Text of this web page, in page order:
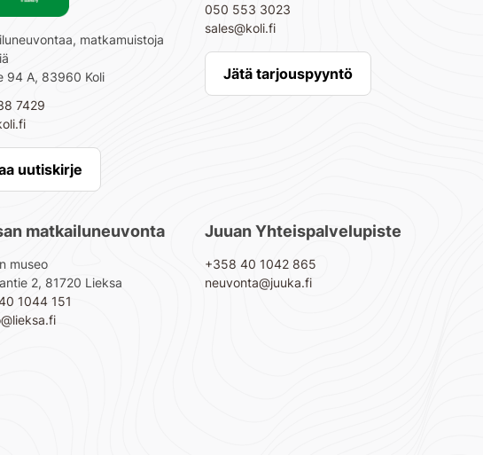
matkamuistoja
94 A, 83960 Koli
7429
uutiskirje
050 553 3023
sales@koli.fi
Jätä tarjouspyyntö
matkailuneuvonta
museo
2, 81720 Lieksa
1044 151
Juuan Yhteispalvelupiste
+358 40 1042 865
neuvonta@juuka.fi